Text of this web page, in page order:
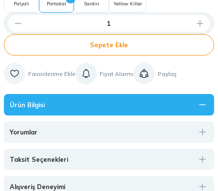
Palyalı Portakal Sardin Yellow Killer
Sepete Ekle
Fiyat Alarmı Paylaş
Ürün Bilgisi
Yorumlar
Taksit Seçenekleri
Alışveriş Deneyimi